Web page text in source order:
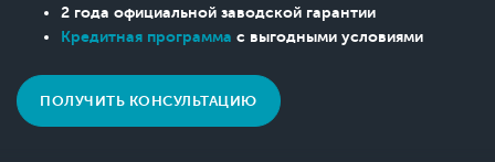
2 года официальной заводской гарантии
Кредитная программа с выгодными условиями
ПОЛУЧИТЬ КОНСУЛЬТАЦИЮ